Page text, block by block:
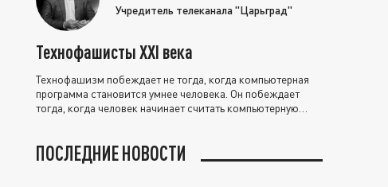
Учредитель телеканала "Царьград"
Технофашисты XXI века
Технофашизм побеждает не тогда, когда компьютерная
программа становится умнее человека. Он побеждает
тогда, когда человек начинает считать компьютерную
ПОСЛЕДНИЕ НОВОСТИ